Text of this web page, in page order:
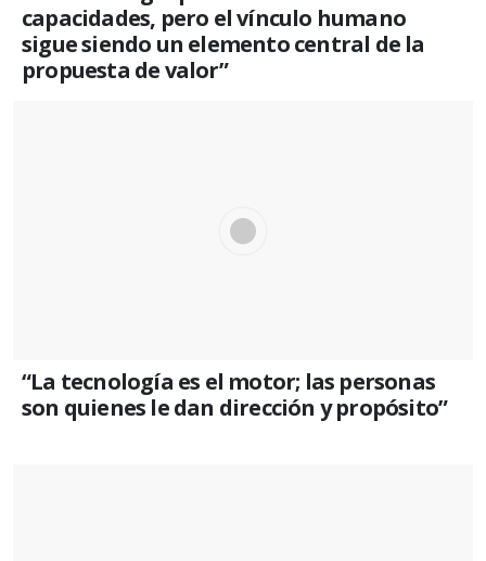
capacidades, pero el vínculo humano
sigue siendo un elemento central de la
propuesta de valor”
“La tecnología es el motor; las personas
son quienes le dan dirección y propósito”